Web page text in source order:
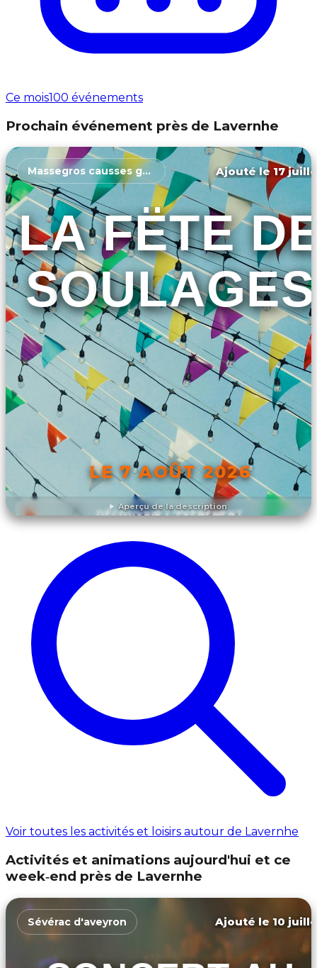
Ce mois100 événements
Prochain événement près de Lavernhe
Aperçu de la description
Massegros causses gorges Ajouté le 17
LA FËTE
SOULAGES
LE 7 AOÛT 2026
DÉCOUVRIR L'ÉVÉNEMENT
Voir toutes les activités et loisirs autour de Lavernhe
Activités et animations aujourd'hui et ce
week‑end près de Lavernhe
Sévérac d'aveyron Ajouté le 10